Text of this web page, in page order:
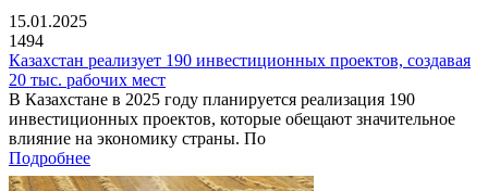
15.01.2025
1494
Казахстан реализует 190 инвестиционных проектов, создавая
20 тыс. рабочих мест
В Казахстане в 2025 году планируется реализация 190
инвестиционных проектов, которые обещают значительное
влияние на экономику страны. По
Подробнее